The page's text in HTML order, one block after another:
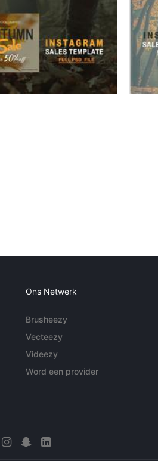
Ons Netwerk
Brusheezy
Vecteezy
Videezy
Word een provider